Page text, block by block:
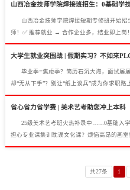
山西冶金技师学院焊接班招生：0基础学
山西冶金技师学院焊接短期专修班开始
师！✅ 推荐就业 → 合作企业多，结业即上岗
大学生就业突围战 | 假期实习？不如来
毕业季=焦虑季？简历石沉大海，面试屡
却“无从下手”？别让“纸上谈兵”成为你求职路
省心省力省学费 | 美术艺考助您冲上本科
25级美术艺考班火热补录中……0基础入学
担心专业课集训耽误文化课？烦恼高昂的画
共27条 1